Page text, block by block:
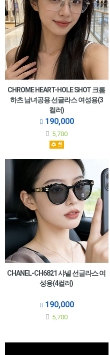
CHROME HEART-HOLE SHOT 크롬
하츠 남녀공용 선글라스 여성용(3
컬러)
190,000
5,700
CHANEL-CH6821 샤넬 선글라스 여
성용(4컬러)
190,000
5,700